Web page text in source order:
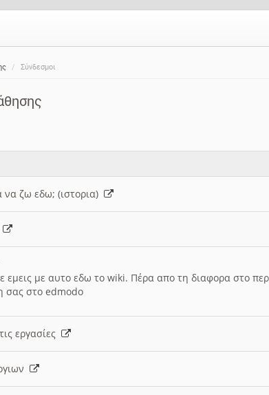
Σύνδεσμοι
να ζω εδω; (ιστορια)
με αυτο εδω το wiki. Πέρα απο τη διαφορα στο
σας στο edmodo
εργασίες